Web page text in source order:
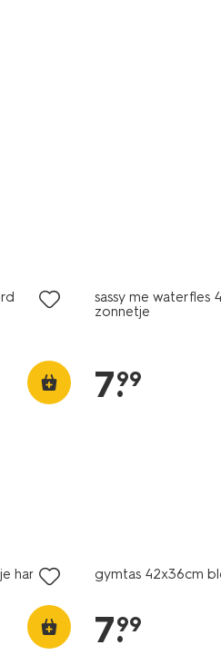
sassy me waterfles
zonnetje
7.
99
hartjes gymtas 42x36cm
7.
99